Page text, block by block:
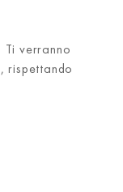
verranno
rispettando